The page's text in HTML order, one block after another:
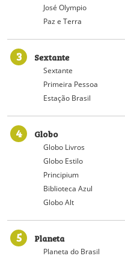
José Olympio
Paz e Terra
3 Sextante
Sextante
Primeira Pessoa
Estação Brasil
4 Globo
Globo Livros
Globo Estilo
Principium
Biblioteca Azul
Globo Alt
5 Planeta
Planeta do Brasil